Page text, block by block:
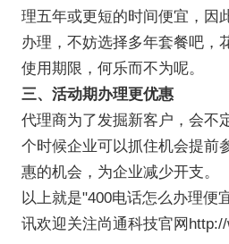
理五年或更短的时间便宜，因
办理，不妨选择多年套餐吧，
使用期限，何乐而不为呢。
三、活动期办理更优惠
代理商为了发掘新客户，会不
个时候企业可以抓住机会提前
惠的机会，为企业减少开支。
以上就是"400电话怎么办理便
讯欢迎关注尚通科技官网